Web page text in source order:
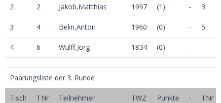
2 2 Jakob,Matthias 1997 (1) - 3
3 4 Belin,Anton 1960 (0) - 5
4 6 Wulff,Jörg 1834 (0) -
Paarungsliste der 3. Runde
Tisch TNr Teilnehmer TWZ Punkte - TNr